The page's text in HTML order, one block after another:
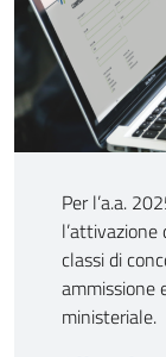
Per l’a.a.
classi di
ammissione
ministeriale.